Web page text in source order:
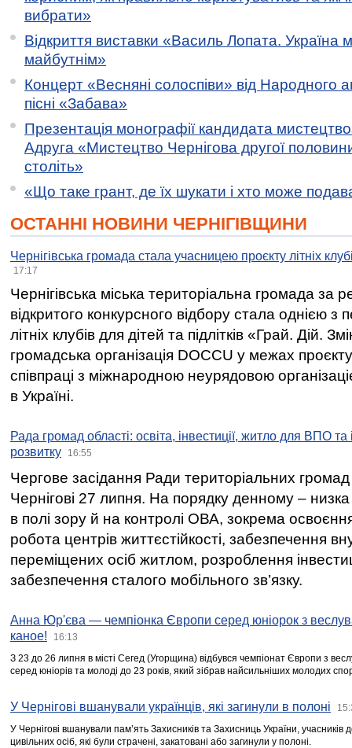
вибрати»
Відкриття виставки «Василь Лопата. Україна
майбутнім»
Концерт «Весняні солоспіви» від Народного
пісні «Забава»
Презентація монографії кандидата
Адруга «Мистецтво Чернігова другої
століть»
«Що таке грант, де їх шукати і хто може
ОСТАННІ НОВИНИ ЧЕРНІГІВЩИНИ
Чернігівська громада стала учасницею проєкту літніх
17:17
Чернігівська міська територіальна громада за
відкритого конкурсного відбору стала однією
літніх клубів для дітей та підлітків «Грай. Дій.
громадська організація DOCCU у межах
співпраці з міжнародною неурядовою
в Україні.
Рада громад області: освіта, інвестиції, житло для ВПО
розвитку
16:55
Чергове засідання Ради територіальних громад
Чернігові 27 липня. На порядку денному –
в полі зору й на контролі ОВА, зокрема освоєння
робота центрів життєстійкості, забезпечення
переміщених осіб житлом, розроблення
забезпечення сталого мобільного зв’язку.
Анна Юр'єва — чемпіонка Європи серед юніорок з
каное!
16:13
З 23 до 26 липня в місті Сегед (Угорщина) відбувся чемпіонат Європи з
серед юніорів та молоді до 23 років, який зібрав найсильніших молодих
У Чернігові вшанували українців, які загинули в полоні
У Чернігові вшанували пам’ять Захисників та Захисниць України,
цивільних осіб, які були страчені, закатовані або загинули у полоні.